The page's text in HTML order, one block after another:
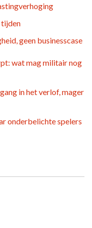
tijden
geen businesscase
wat mag militair nog
in het verlof, mager
onderbelichte spelers